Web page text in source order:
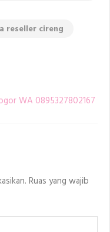
reseller cireng
WA 0895327802167
Ruas yang wajib